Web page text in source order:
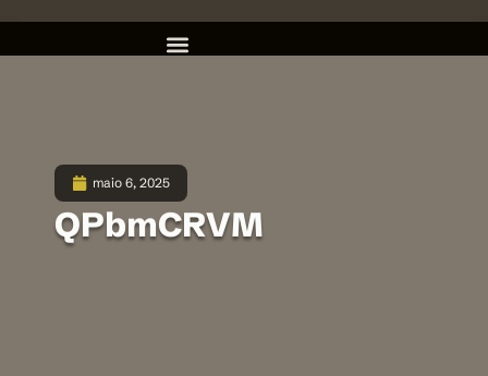
maio 6, 2025
QPbmCRVM